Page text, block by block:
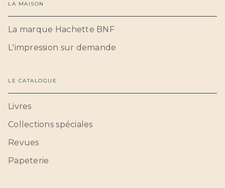
LA MAISON
La marque Hachette BNF
L'impression sur demande
LE CATALOGUE
Livres
Collections spéciales
Revues
Papeterie